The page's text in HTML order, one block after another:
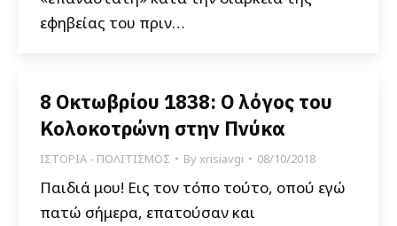
εφηβείας του πριν…
8 Οκτωβρίου 1838: Ο λόγος του
Κολοκοτρώνη στην Πνύκα
ΙΣΤΟΡΙΑ - ΠΟΛΙΤΙΣΜΟΣ Byxrisiavgi 08/10/2018
Παιδιά μου! Εις τον τόπο τούτο, οπού εγώ
πατώ σήμερα, επατούσαν και